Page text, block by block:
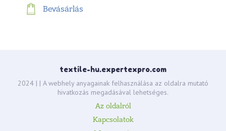
Bevásárlás
textile-hu.expertexpro.com
2024 | | A webhely anyagainak felhasználása az oldalra mutató
hivatkozás megadásával lehetséges.
Az oldalról
Kapcsolatok